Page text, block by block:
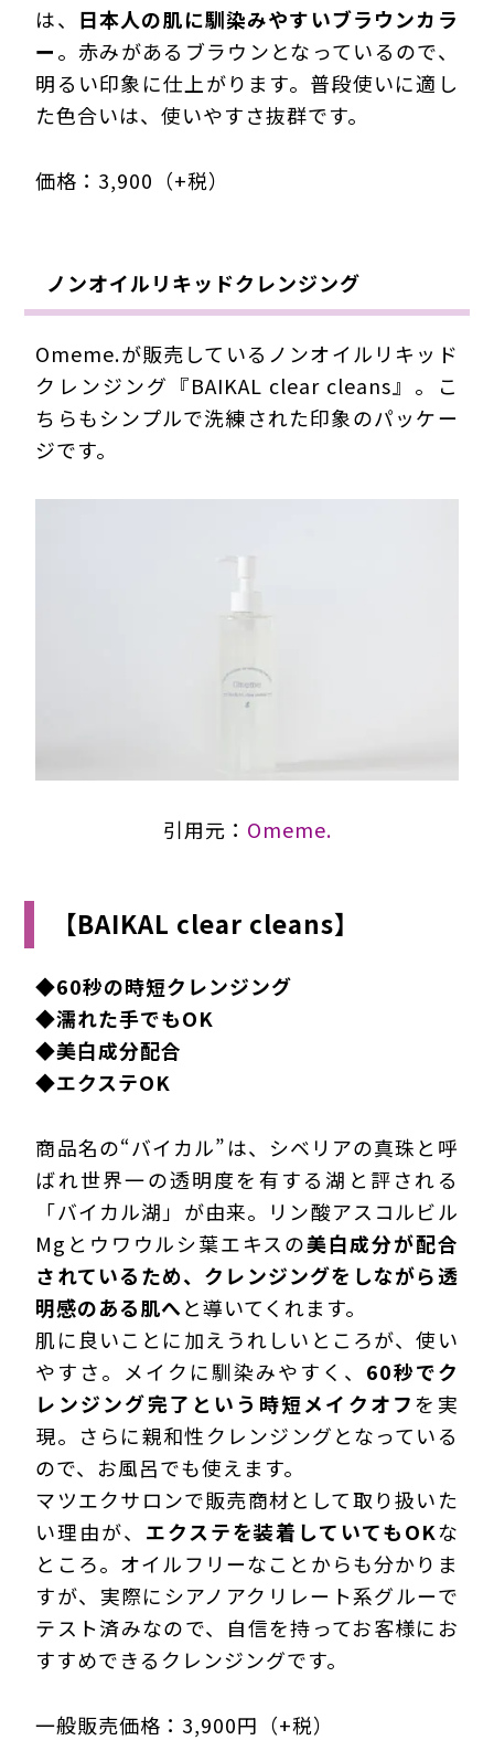
は、 日本人の肌に馴染みやすいブラウンカラ
ー。赤みがあるブラウンとなっているので、
明るい印象に仕上がります。普段使いに適し
た色合いは、使いやすさ抜群です。
価格：3,900（+税）
ノンオイルリキッドクレンジング
Omeme.が販売しているノンオイルリキッド
クレンジング『BAIKAL clear cleans』。こ
ちらもシンプルで洗練された印象のパッケー
ジです。
引用元： Omeme.
【BAIKAL clear cleans】
◆60秒の時短クレンジング
◆濡れた手でもOK
◆美白成分配合
◆エクステOK
商品名の“バイカル”は、シベリアの真珠と呼
ばれ世界一の透明度を有する湖と評される
「バイカル湖」が由来。リン酸アスコルビル
Mgとウワウルシ葉エキスの美白成分が配合
されているため、クレンジングをしながら透
明感のある肌へと導いてくれます。
肌に良いことに加えうれしいところが、使い
やすさ。メイクに馴染みやすく、 60秒でク
レンジング完了という時短メイクオフを実
現。さらに親和性クレンジングとなっている
ので、お風呂でも使えます。
マツエクサロンで販売商材として取り扱いた
い理由が、 エクステを装着していてもOKな
ところ。オイルフリーなことからも分かりま
すが、実際にシアノアクリレート系グルーで
テスト済みなので、自信を持ってお客様にお
すすめできるクレンジングです。
一般販売価格：3,900円（+税）